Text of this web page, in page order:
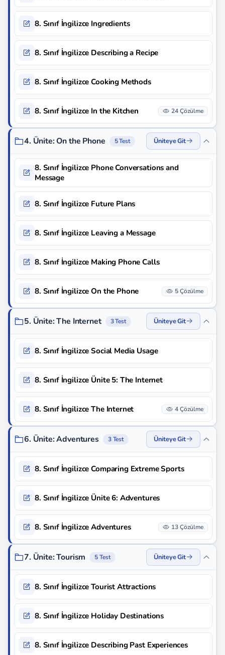
8. Sınıf İngilizce Ingredients
8. Sınıf İngilizce Describing a Recipe
8. Sınıf İngilizce Cooking Methods
8. Sınıf İngilizce In the Kitchen 24 Çözülme
4. Ünite: On the Phone 5 Test Üniteye Git
8. Sınıf İngilizce Phone Conversations and
Message
8. Sınıf İngilizce Future Plans
8. Sınıf İngilizce Leaving a Message
8. Sınıf İngilizce Making Phone Calls
8. Sınıf İngilizce On the Phone 5 Çözülme
5. Ünite: The Internet 3 Test Üniteye Git
8. Sınıf İngilizce Social Media Usage
8. Sınıf İngilizce Ünite 5: The Internet
8. Sınıf İngilizce The Internet 4 Çözülme
6. Ünite: Adventures 3 Test Üniteye Git
8. Sınıf İngilizce Comparing Extreme Sports
8. Sınıf İngilizce Ünite 6: Adventures
8. Sınıf İngilizce Adventures 13 Çözülme
7. Ünite: Tourism 5 Test Üniteye Git
8. Sınıf İngilizce Tourist Attractions
8. Sınıf İngilizce Holiday Destinations
8. Sınıf İngilizce Describing Past Experiences